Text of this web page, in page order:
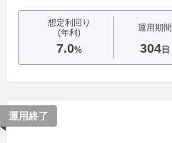
想定利回り
(年利)
7.0%
運用期間
304日
運用終了